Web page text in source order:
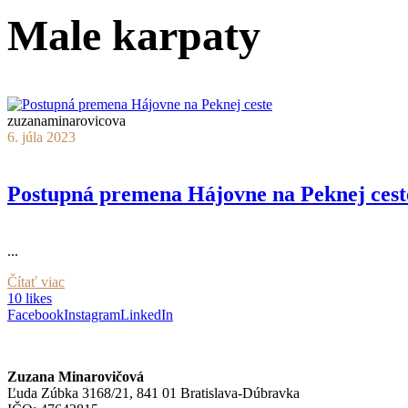
Male karpaty
zuzanaminarovicova
6. júla 2023
Postupná premena Hájovne na Peknej
...
Čítať viac
10 likes
FacebookInstagramLinkedIn
Zuzana Minarovičová
Ľuda Zúbka 3168/21, 841 01 Bratislava-Dúbravka